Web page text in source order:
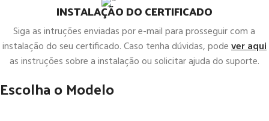
INSTALAÇÃO DO CERTIFICADO
Siga as intruções enviadas por e-mail para prosseguir com a
instalação do seu certificado. Caso tenha dúvidas, podever aqui
as instruções sobre a instalação ou solicitar ajuda do suporte.
Escolha o Modelo